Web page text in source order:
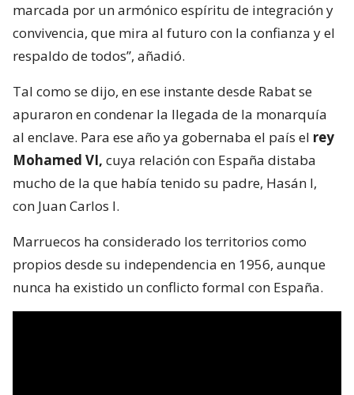
marcada por un armónico espíritu de integración y
convivencia, que mira al futuro con la confianza y el
respaldo de todos”, añadió.
Tal como se dijo, en ese instante desde Rabat se
apuraron en condenar la llegada de la monarquía
al enclave. Para ese año ya gobernaba el país el rey
Mohamed VI, cuya relación con España distaba
mucho de la que había tenido su padre, Hasán I,
con Juan Carlos I.
Marruecos ha considerado los territorios como
propios desde su independencia en 1956, aunque
nunca ha existido un conflicto formal con España.